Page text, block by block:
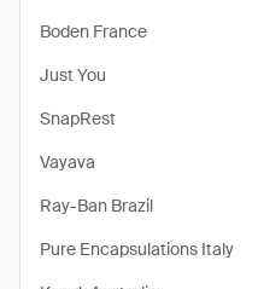
Boden France
Just You
SnapRest
Vayava
Ray-Ban Brazil
Pure Encapsulations Italy